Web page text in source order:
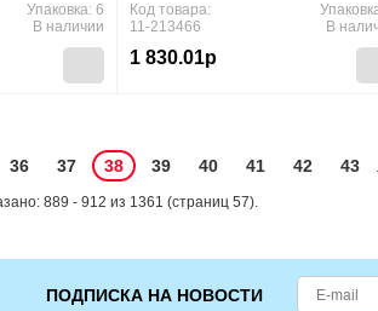
Упаковка: 6
В наличии
Код товара:
11-213466
1 830.01р
В
36 37 38 39 40 41 42 43
889 - 912 из 1361 (страниц 57).
ПОДПИСКА НА НОВОСТИ